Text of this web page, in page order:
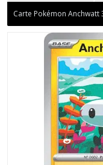
Carte Pokémon Anchwatt